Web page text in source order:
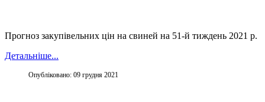
Прогноз закупівельних цін на свиней на 51-й тиждень 2021 р.
Детальніше...
Опубліковано: 09 грудня 2021